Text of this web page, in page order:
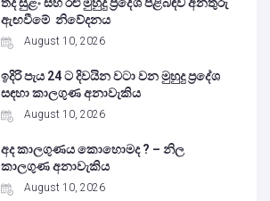
ඇඟවීමේ නිවේදනය
August 10, 2026
ඉදිරි පැය 24 ට දිවයින වටා වන මුහුදු ප්‍රදේශ
සඳහා කාලගුණ අනාවැකිය
August 10, 2026
අද කාලගුණය කොහොමද ? – නිල
කාලගුණ අනාවැකිය
August 10, 2026